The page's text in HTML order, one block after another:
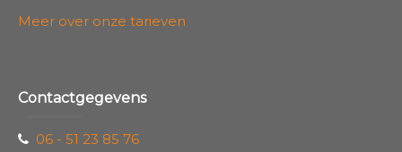
Meer over onze tarieven
Contactgegevens
06 - 51 23 85 76